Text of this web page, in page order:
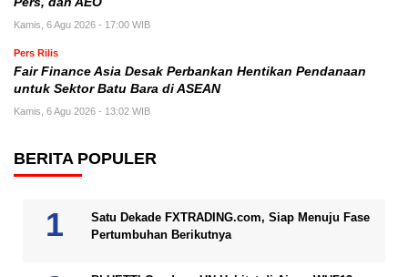
Kamis, 6 Agu 2026 - 17:00 WIB
Pers Rilis
Fair Finance Asia Desak Perbankan Hentikan Pendanaan
untuk Sektor Batu Bara di ASEAN
Kamis, 6 Agu 2026 - 13:02 WIB
BERITA POPULER
Satu Dekade FXTRADING.com, Siap Menuju Fase
Pertumbuhan Berikutnya